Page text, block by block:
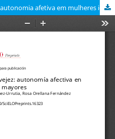
Relações conjugais na velhice: autonomia afetiva em mulheres idosas